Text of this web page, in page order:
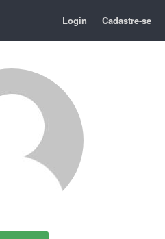
Login Cadastre-se